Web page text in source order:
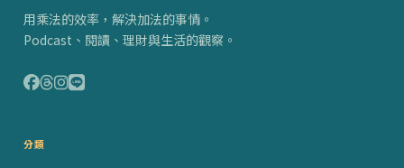
用乘法的效率，解決加法的事情。
Podcast、閱讀、理財與生活的觀察。
分類